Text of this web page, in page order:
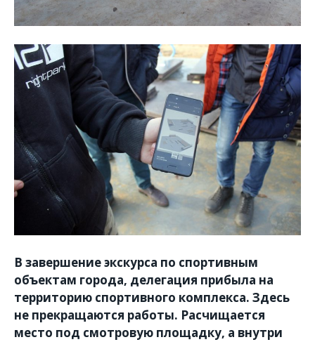
В завершение экскурса по спортивным
объектам города, делегация прибыла на
территорию спортивного комплекса. Здесь
не прекращаются работы. Расчищается
место под смотровую площадку, а внутри